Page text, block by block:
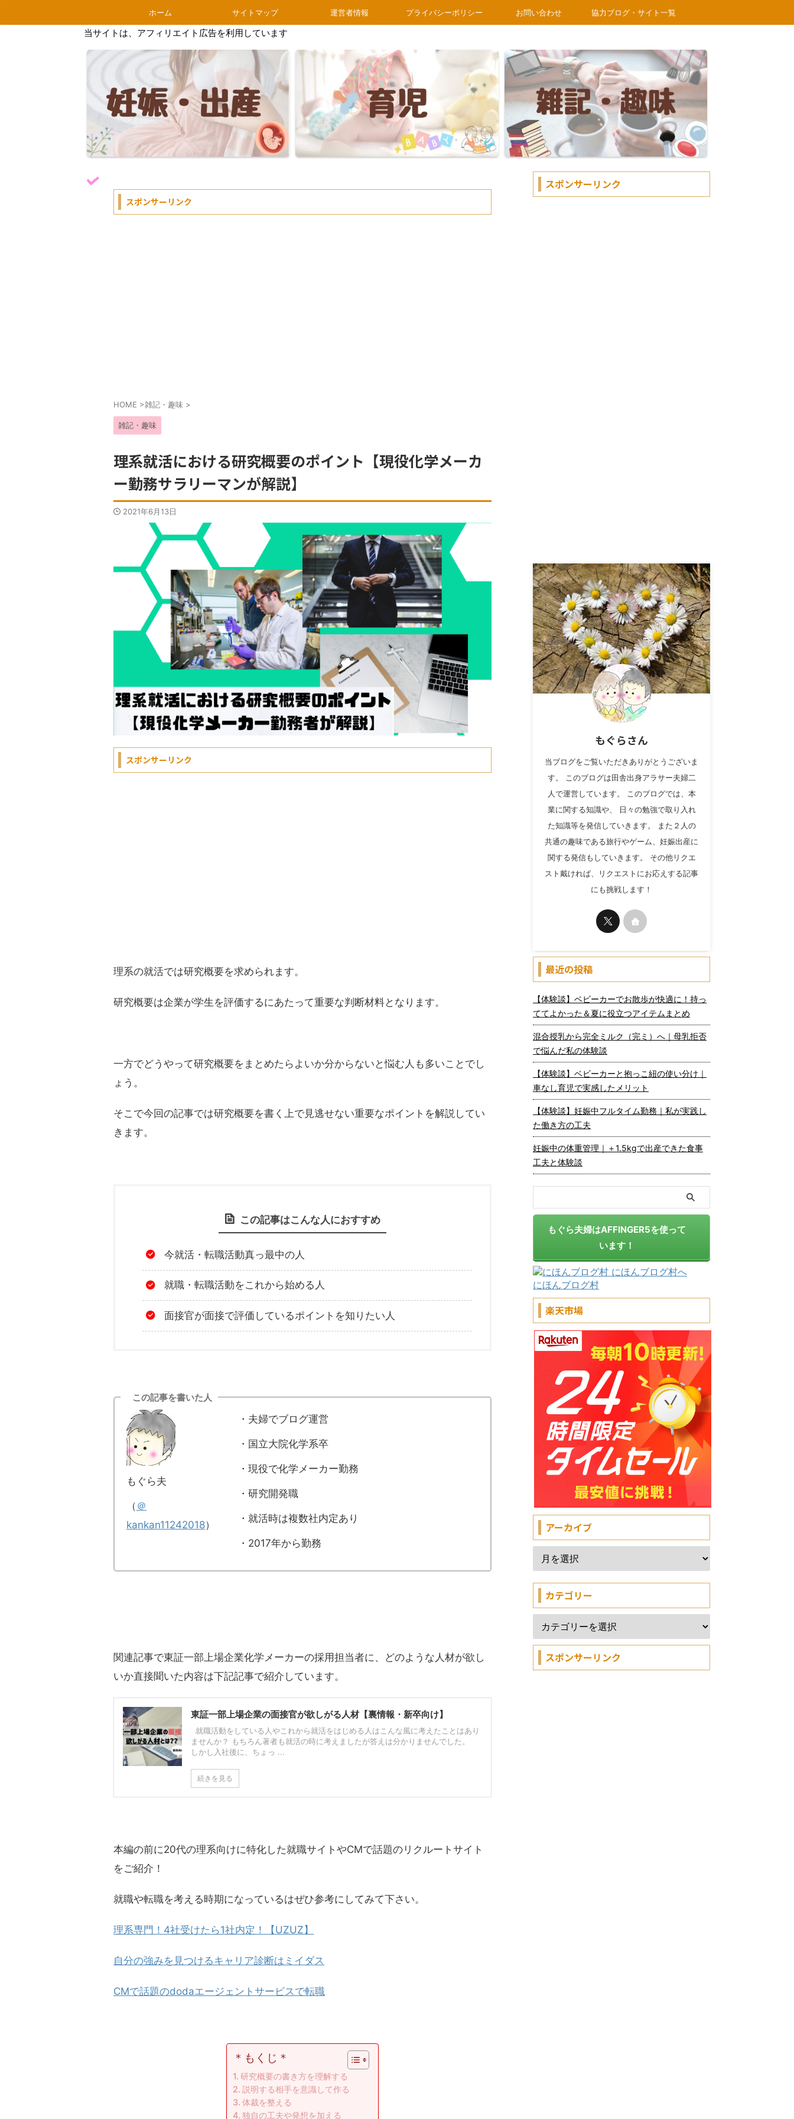
ホーム サイトマップ 運営者情報 プライバシーポリシー お問い合わせ 協力ブログ・サイト一覧
当サイトは、アフィリエイト広告を利用しています
スポンサーリンク
HOME >雑記・趣味 >
雑記・趣味
理系就活における研究概要のポイント【現役化学メーカ
ー勤務サラリーマンが解説】
2021年6月13日
スポンサーリンク
理系の就活では研究概要を求められます。
研究概要は企業が学生を評価するにあたって重要な判断材料となります。
一方でどうやって研究概要をまとめたらよいか分からないと悩む人も多いことでし
ょう。
そこで今回の記事では研究概要を書く上で見逃せない重要なポイントを解説してい
きます。
この記事はこんな人におすすめ
今就活・転職活動真っ最中の人
就職・転職活動をこれから始める人
面接官が面接で評価しているポイントを知りたい人
この記事を書いた人
もぐら夫
（ ＠
kankan11242018）
・夫婦でブログ運営
・国立大院化学系卒
・現役で化学メーカー勤務
・研究開発職
・就活時は複数社内定あり
・2017年から勤務
関連記事で東証一部上場企業化学メーカーの採用担当者に、どのような人材が欲し
いか直接聞いた内容は下記記事で紹介しています。
東証一部上場企業の面接官が欲しがる人材【裏情報・新卒向け】
就職活動をしている人やこれから就活をはじめる人はこんな風に考えたことはあり
ませんか？ もちろん著者も就活の時に考えましたが答えは分かりませんでした。
しかし入社後に、ちょっ ...
続きを見る
本編の前に20代の理系向けに特化した就職サイトやCMで話題のリクルートサイト
をご紹介！
就職や転職を考える時期になっているはぜひ参考にしてみて下さい。
理系専門！4社受けたら1社内定！【UZUZ】
自分の強みを見つけるキャリア診断は ミイダス
CMで話題のdodaエージェントサービスで転職
＊もくじ＊
研究概要の書き方を理解する
説明する相手を意識して作る
体裁を整える
独自の工夫や発想を加える
スポンサーリンク
もぐらさん
当ブログをご覧いただきありがとうございま
す。 このブログは田舎出身アラサー夫婦二
人で運営しています。 このブログでは、本
業に関する知識や、 日々の勉強で取り入れ
た知識等を発信していきます。 また２人の
共通の趣味である旅行やゲーム、妊娠出産に
関する発信もしていきます。 その他リクエ
スト戴ければ、リクエストにお応えする記事
にも挑戦します！
最近の投稿
【体験談】ベビーカーでお散歩が快適に！持っ
ててよかった＆夏に役立つアイテムまとめ
混合授乳から完全ミルク（完ミ）へ｜母乳拒否
で悩んだ私の体験談
【体験談】ベビーカーと抱っこ紐の使い分け｜
車なし育児で実感したメリット
【体験談】妊娠中フルタイム勤務｜私が実践し
た働き方の工夫
妊娠中の体重管理｜＋1.5kgで出産できた食事
工夫と体験談
もぐら夫婦はAFFINGER5を使って
います！
にほんブログ村
楽天市場
アーカイブ
カテゴリー
スポンサーリンク